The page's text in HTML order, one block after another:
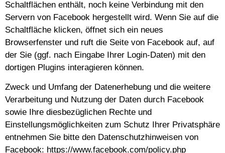
Schaltflächen enthält, noch keine Verbindung mit den
Servern von Facebook hergestellt wird. Wenn Sie auf die
Schaltfläche klicken, öffnet sich ein neues
Browserfenster und ruft die Seite von Facebook auf, auf
der Sie (ggf. nach Eingabe Ihrer Login-Daten) mit den
dortigen Plugins interagieren können.
Zweck und Umfang der Datenerhebung und die weitere
Verarbeitung und Nutzung der Daten durch Facebook
sowie Ihre diesbezüglichen Rechte und
Einstellungsmöglichkeiten zum Schutz Ihrer Privatsphäre
entnehmen Sie bitte den Datenschutzhinweisen von
Facebook: https://www.facebook.com/policy.php